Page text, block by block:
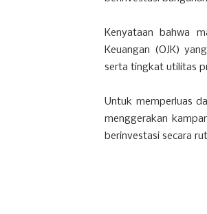
Kenyataan bahwa
Keuangan (OJK)
serta tingkat utilitas
Untuk memperluas
menggerakan
berinvestasi secara